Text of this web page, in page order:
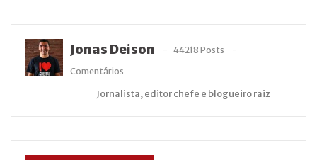
Jonas Deison
44218 Posts
Comentários
Jornalista, editor chefe e blogueiro raiz